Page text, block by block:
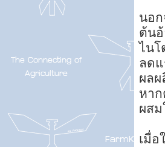
นอก
ต้นอ้
ไนโ
ลดแ
ผลผ
หาก
ผส
เมื่อ